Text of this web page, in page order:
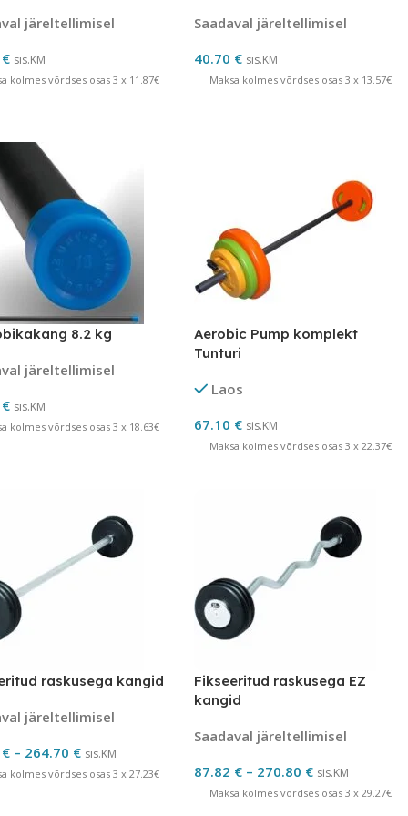
järeltellimisel
€ sis.KM
kolmes võrdses osas 3 x 11.87€
Saadaval järeltellimisel
40.70 € sis.KM
Maksa kolmes võrdses osas 3 x 13.57€
8.2 kg
järeltellimisel
€ sis.KM
kolmes võrdses osas 3 x 18.63€
Aerobic Pump komplekt
Tunturi
Laos
67.10 € sis.KM
Maksa kolmes võrdses osas 3 x 22.37€
raskusega kangid
järeltellimisel
€ – 264.70 € sis.KM
kolmes võrdses osas 3 x 27.23€
Fikseeritud raskusega EZ
kangid
Saadaval järeltellimisel
87.82 € – 270.80 € sis.KM
Maksa kolmes võrdses osas 3 x 29.27€